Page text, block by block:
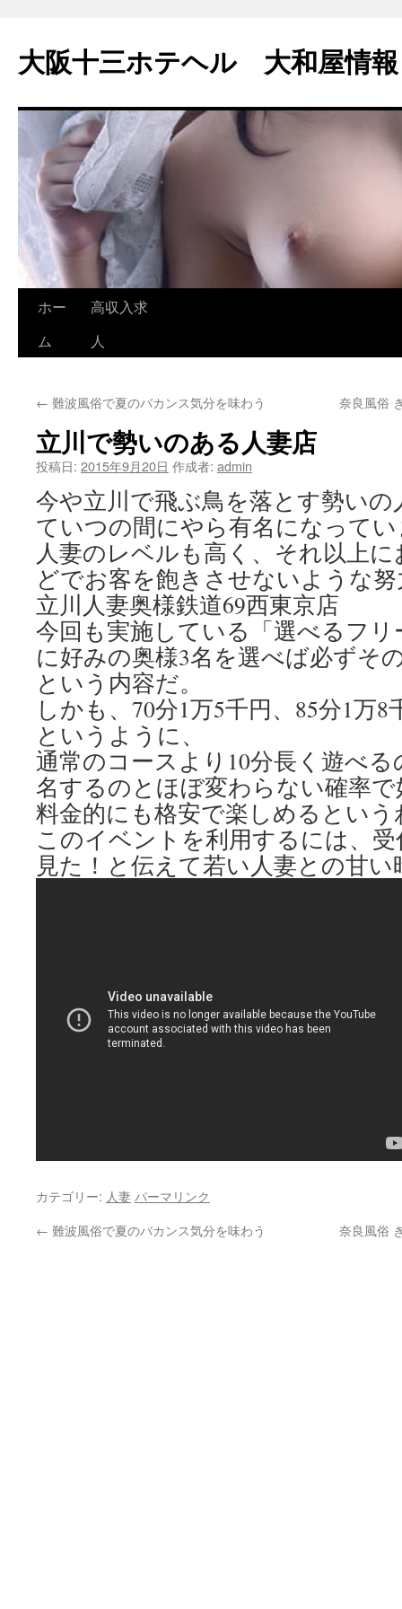
大阪十三ホテヘル 大和屋情報
ン
ツ
へ
ス
プ
ホー
ム
高収入求
人
← 難波風俗で夏のバカンス気分を味わう 奈良風俗
立川で勢いのある人妻店
投稿日: 2015年9月20日 作成者: admin
今や立川で飛ぶ鳥を落とす勢い
ていつの間にやら有名になって
人妻のレベルも高く、それ以上
どでお客を飽きさせないような
立川人妻奥様鉄道69西東京店
今回も実施している「選べるフ
に好みの奥様3名を選べば必ずそ
という内容だ。
しかも、70分1万5千円、85分1万8
というように、
通常のコースより10分長く遊べ
名するのとほぼ変わらない確率
料金的にも格安で楽しめるという
このイベントを利用するには、
見た！と伝えて若い人妻との甘
カテゴリー: 人妻 パーマリンク
← 難波風俗で夏のバカンス気分を味わう 奈良風俗